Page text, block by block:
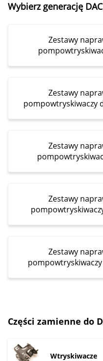
Wybierz generację
Zestawy
Zestawy
pompowtryskiwaczy
Zestawy
Zestawy
Zestawy
pompowtryskiwaczy
Części zamienne do
Wtryskiwacze